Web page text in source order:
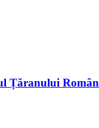
Țăranului Român